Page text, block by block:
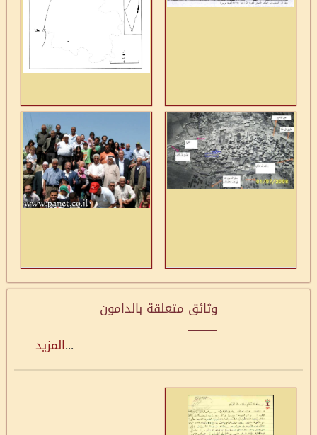
وثائق متعلقة بالدامون
...المزيد